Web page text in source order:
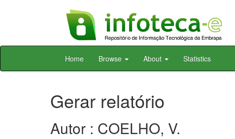
Skip
Home Browse About Statistics
Gerar relatório
Autor : COELHO, V.